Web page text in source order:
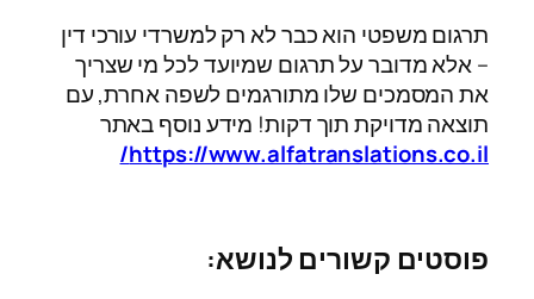
תרגום משפטי הוא כבר לא רק למשרדי עורכי דין
– אלא מדובר על תרגום שמיועד לכל מי שצריך
את המסמכים שלו מתורגמים לשפה אחרת, עם
תוצאה מדויקת תוך דקות! מידע נוסף באתר
https://www.alfatranslations.co.il/
פוסטים קשורים לנושא: